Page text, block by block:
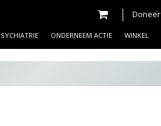
Doneer
ONDERNEEM ACTIE WINKEL